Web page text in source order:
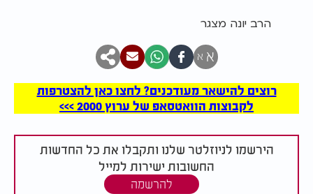
הרב יונה מצגר
א א
רוצים להישאר מעודכנים? לחצו כאן להצטרפות
לקבוצות הוואטסאפ של ערוץ 2000 >>>
הירשמו לניוזלטר שלנו ותקבלו את כל החדשות
החשובות ישירות למייל
להרשמה